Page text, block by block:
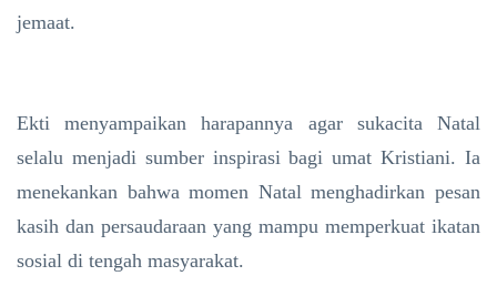
jemaat.
Ekti menyampaikan harapannya agar sukacita Natal
selalu menjadi sumber inspirasi bagi umat Kristiani. Ia
menekankan bahwa momen Natal menghadirkan pesan
kasih dan persaudaraan yang mampu memperkuat ikatan
sosial di tengah masyarakat.